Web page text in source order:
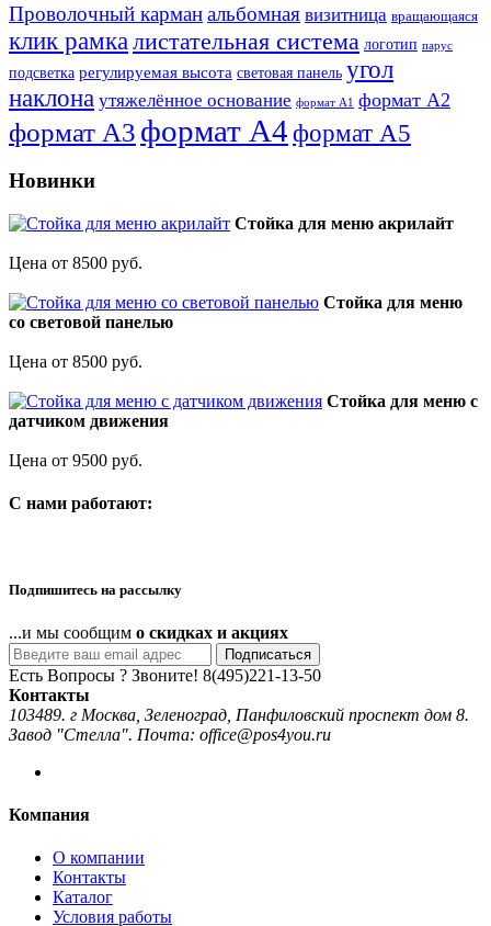
Проволочный карманальбомная визитница вращающаяся
клик рамка листательная система логотип парус
подсветка регулируемая высота световая панель угол
наклона утяжелённое основание формат А1 формат А2
формат А3 формат А4формат А5
Новинки
Стойка для меню акрилайт
Цена от 8500 руб.
Стойка для меню
со световой панелью
Цена от 8500 руб.
Стойка для меню с
датчиком движения
Цена от 9500 руб.
C нами работают:
Подпишитесь на рассылку
...и мы сообщим о скидках и акциях
Подписаться
Есть Вопросы ? Звоните! 8(495)221-13-50
Контакты
103489. г Москва, Зеленоград, Панфиловский проспект дом 8.
Завод "Стелла". Почта: office@pos4you.ru
Компания
О компании
Контакты
Каталог
Условия работы